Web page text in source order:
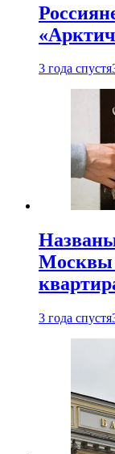
3 года спустя
Москвы
3 года спустя